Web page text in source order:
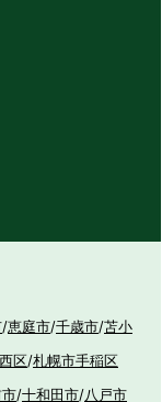
/恵庭市/千歳市/苫小
区/札幌市手稲区
/十和田市/八戸市